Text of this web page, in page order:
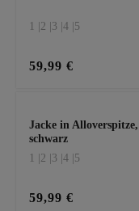
1 | 2 | 3 | 4 | 5
59,99 €
Jacke in Alloverspitze,
schwarz
1 | 2 | 3 | 4 | 5
59,99 €